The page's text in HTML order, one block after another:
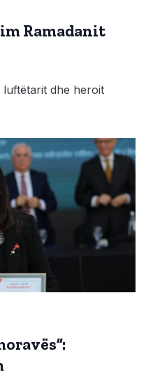
Ramadanit
dhe heroit